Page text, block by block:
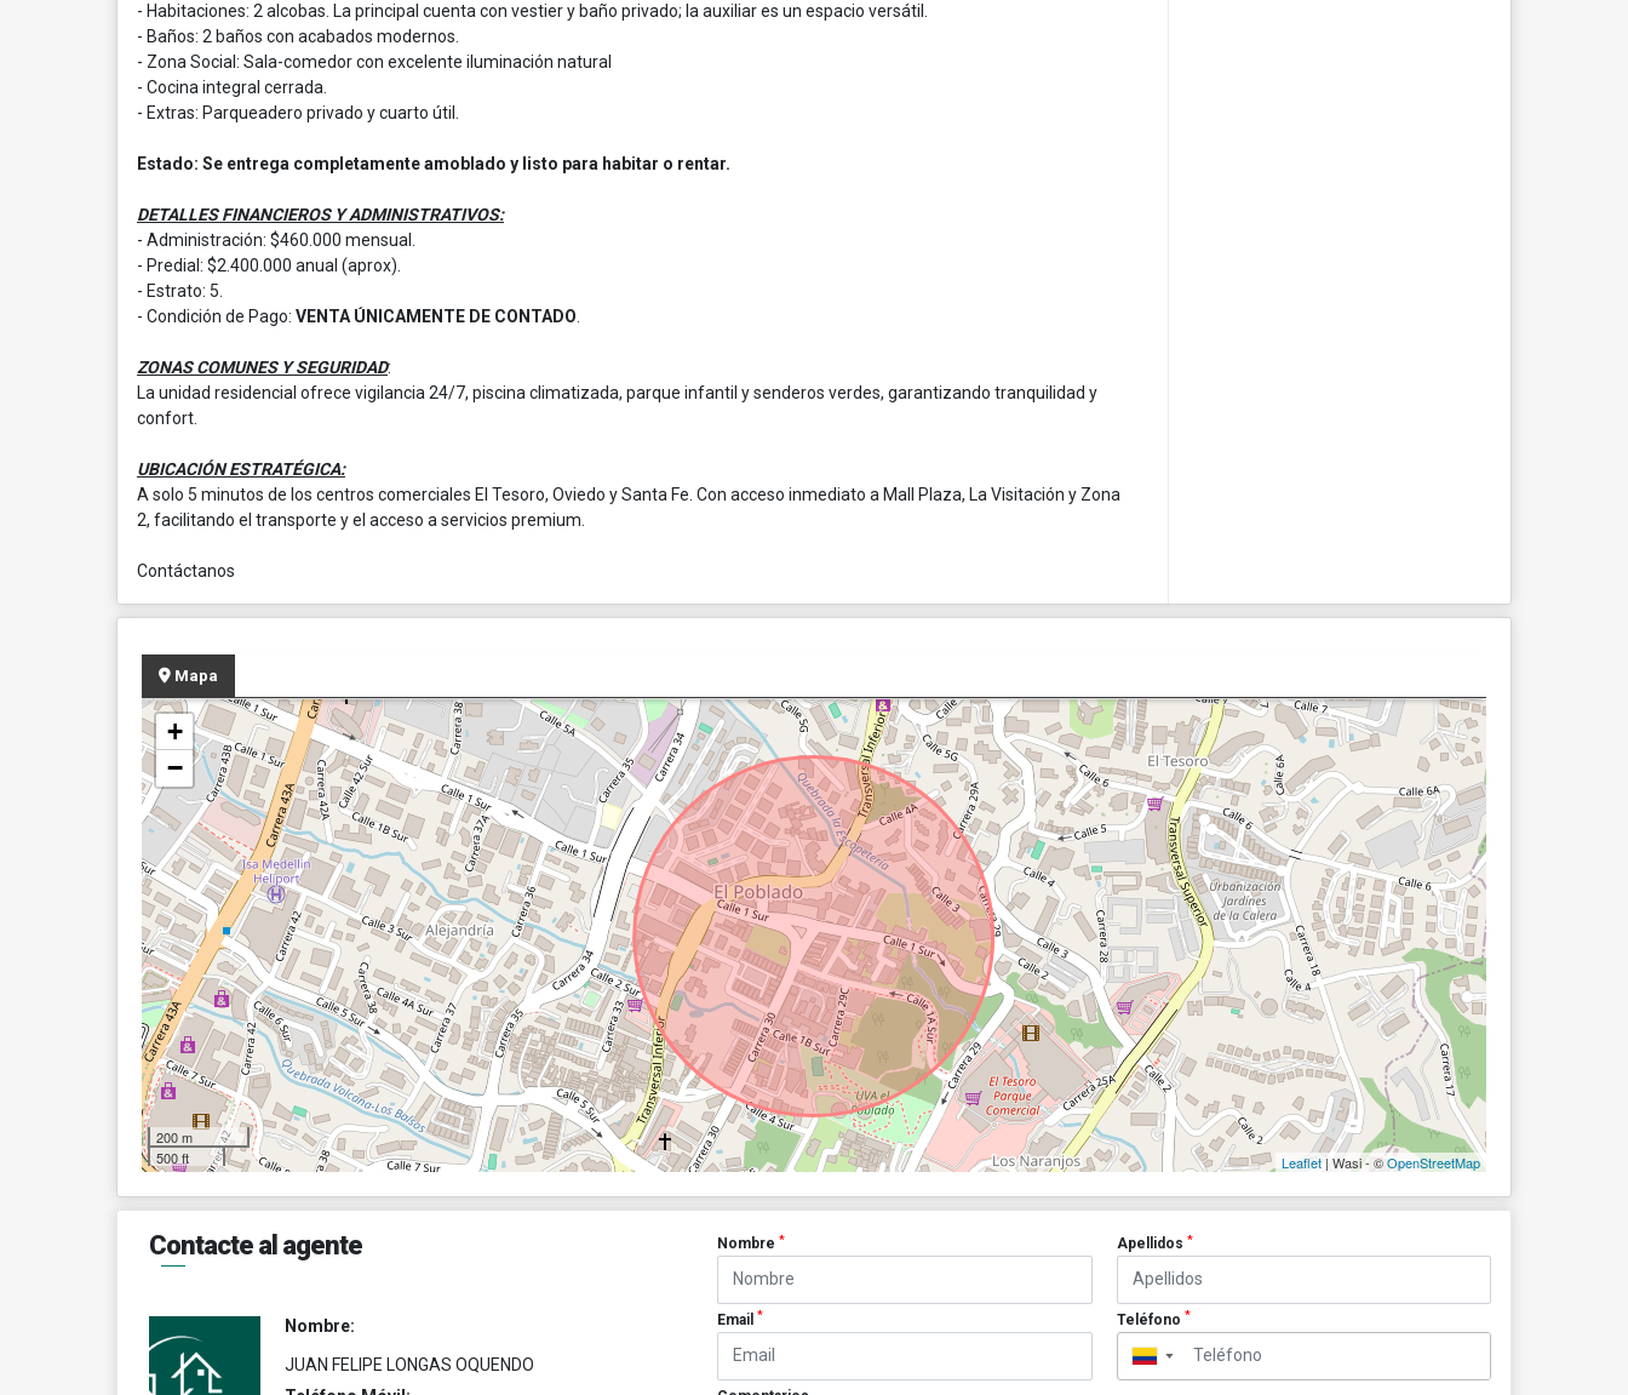
- Habitaciones: 2 alcobas. La principal cuenta con vestier y baño privado; la auxiliar es un espacio versátil.
- Baños: 2 baños con acabados modernos.
- Zona Social: Sala-comedor con excelente iluminación natural
- Cocina integral cerrada.
- Extras: Parqueadero privado y cuarto útil.
Estado: Se entrega completamente amoblado y listo para habitar o rentar.
DETALLES FINANCIEROS Y ADMINISTRATIVOS:
- Administración: $460.000 mensual.
- Predial: $2.400.000 anual (aprox).
- Estrato: 5.
- Condición de Pago: VENTA ÚNICAMENTE DE CONTADO
ZONAS COMUNES Y SEGURIDAD:
La unidad residencial ofrece vigilancia 24/7, piscina climatizada, parque infantil y senderos verdes, garantizando tranquilidad y
confort.
UBICACIÓN ESTRATÉGICA:
A solo 5 minutos de los centros comerciales El Tesoro, Oviedo y Santa Fe. Con acceso inmediato a Mall Plaza, La Visitación y Zona
2, facilitando el transporte y el acceso a servicios premium.
Contáctanos
Mapa
+
−
200 m
500 ft
Leaflet| Wasi - ©OpenStreetMap
Contacte al agente
Nombre:
JUAN FELIPE LONGAS OQUENDO
Nombre* Apellidos *
Email* Teléfono *
▼